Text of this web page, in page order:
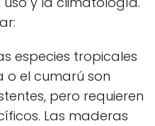
especies tropicales
o el cumarú son
pero requieren
Las maderas